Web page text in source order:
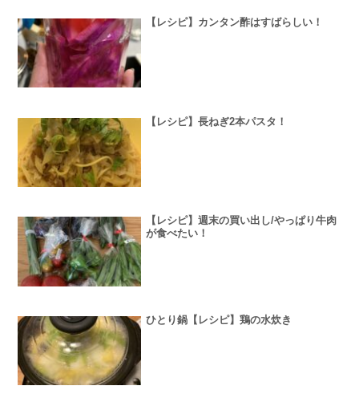
【レシピ】カンタン酢はすばらしい！
【レシピ】長ねぎ2本パスタ！
【レシピ】週末の買い出し/やっぱり牛肉
が食べたい！
ひとり鍋【レシピ】鶏の水炊き